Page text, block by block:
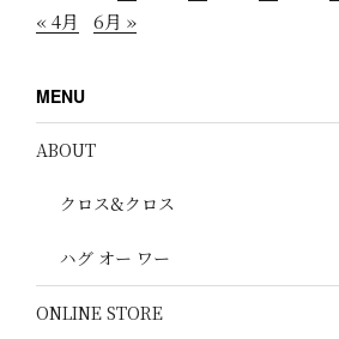
« 4月 6月 »
MENU
ABOUT
クロス&クロス
ハグ オー ワー
ONLINE STORE